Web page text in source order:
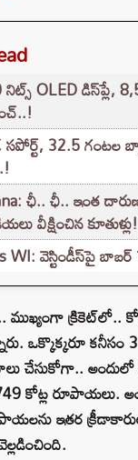
OLED డిస్‌ప్లే,
సపోర్ట్, 32.5
ఛీ.. ఛీ.. ఇంత
వీక్షించిన కూతుళ్లు!
WI: వెస్టిండీస్‌పై
ముఖ్యంగా క్రికెట్‌లో..
ఒక్కొక్కరూ కనీసం
చేసుకోగా.. అందులో
కోట్ల రూపాయలు.
ఇతర